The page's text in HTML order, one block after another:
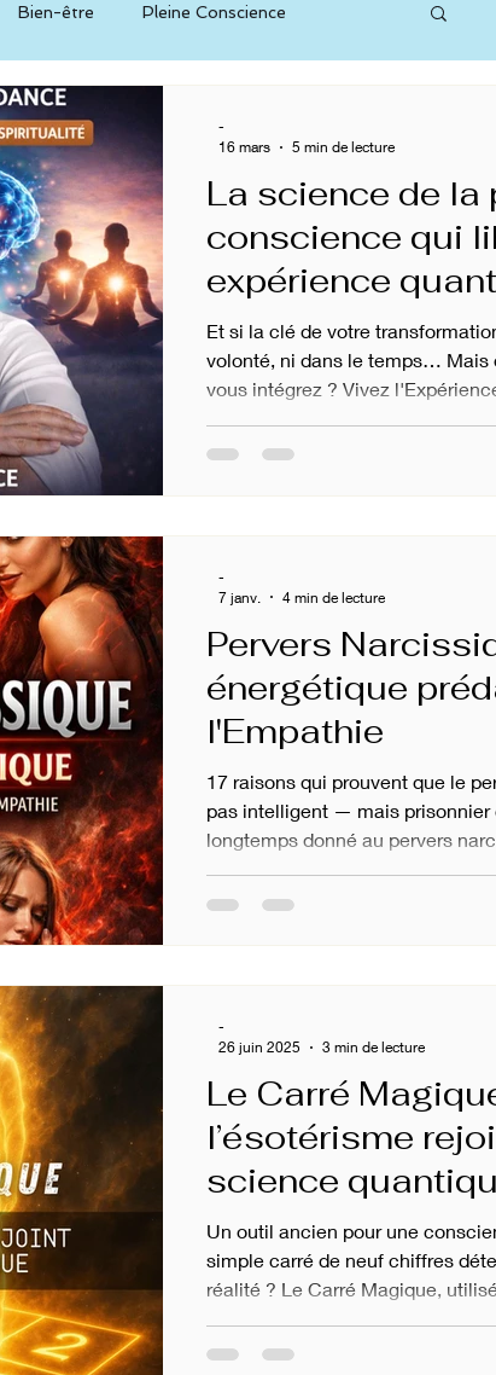
Bien-être Pleine Conscience
L'Eveilleur Quantique
Physique Quantique
Joe Dispenza Conférences TEDx
La science de la
conscience qui
expérience
Et si la clé de votre
volonté, ni dans le temps… Mais
vous intégrez ? Vivez
-
16 mars
5 min de lecture
Pervers
énergétique
l'Empathie
17 raisons qui prouvent que le
pas intelligent — mais prisonnier
longtemps donné au pervers
stratégique, presque
-
7 janv.
4 min de lecture
Le Carré
l’ésotérisme
science
Un outil ancien pour une
simple carré de neuf chiffres
réalité ? Le Carré Magique,
chercheurs de vérité que les
-
26 juin 2025
3 min de lecture